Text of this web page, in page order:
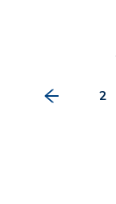
2